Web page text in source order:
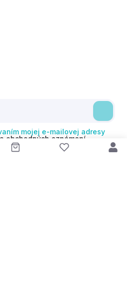
mojej e-mailovej adresy
obchodných oznámení
s čl. 6 ods. 1 písm. a)
súhlas môžem kedykoľvek